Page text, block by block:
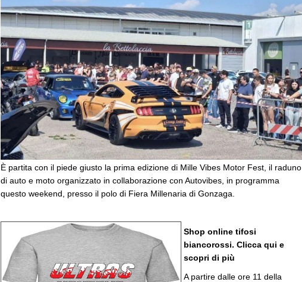
È partita con il piede giusto la prima edizione di Mille Vibes Motor Fest, il raduno
di auto e moto organizzato in collaborazione con Autovibes, in programma
questo weekend, presso il polo di Fiera Millenaria di Gonzaga.
Shop online tifosi
biancorossi. Clicca qui e
scopri di più
A partire dalle ore 11 della